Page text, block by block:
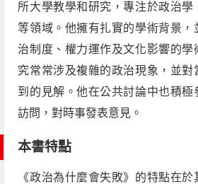
所大學教學和研究，專注於政治學
等領域。他擁有扎實的學術背景，
治制度、權力運作及文化影響的學
究常常涉及複雜的政治現象，並對
到的見解。他在公共討論中也積極
訪問，對時事發表意見。
本書特點
《政治為什麼會失敗》的特點在